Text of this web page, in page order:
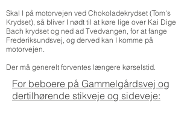
Skal I på motorvejen ved Chokoladekrydset (Tom's
Krydset), så bliver I nødt til at køre lige over Kai Dige
Bach krydset og ned ad Tvedvangen, for at fange
Frederiksundsvej, og derved kan I komme på
motorvejen.
Der må generelt forventes længere kørselstid.
For beboere på Gammelgårdsvej og
dertilhørende stikveje og sideveje: